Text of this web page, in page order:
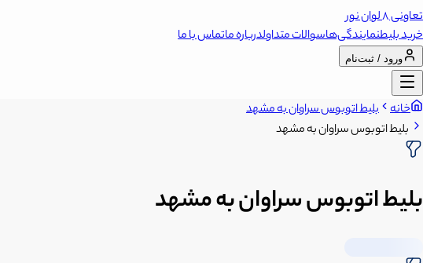
تعاونی 8 لوان نور
خرید بلیطنمایندگی‌هاسوالات متداولدرباره ماتماس با ما
ورود / ثبت‌نام
خانه بلیط اتوبوس سراوان به مشهد
بلیط اتوبوس سراوان به مشهد
بلیط اتوبوس سراوان به مشهد